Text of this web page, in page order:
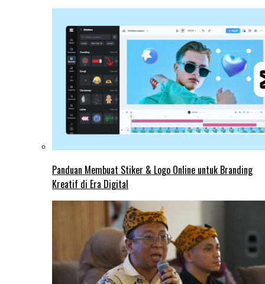
Panduan Membuat Stiker & Logo Online untuk Branding
Kreatif di Era Digital